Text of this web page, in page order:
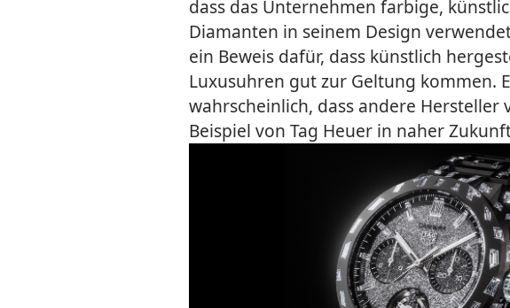
dass das Unternehmen farbige,
Diamanten in seinem Design
ein Beweis dafür, dass künstlich
Luxusuhren gut zur Geltung kommen.
wahrscheinlich, dass andere Hersteller
Beispiel von Tag Heuer in naher